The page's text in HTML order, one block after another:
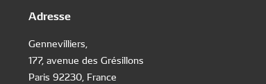
Adresse
Gennevilliers,
177, avenue des Grésillons
Paris 92230, France